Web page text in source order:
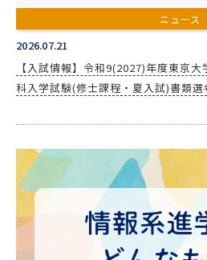
ニュース
2026.07.21
【入試情報】令和9(2027)年度東京
科入学試験(修士課程・夏入試)書類選